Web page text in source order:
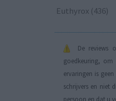
Euthyrox (436)
De reviews
goedkeuring,
ervaringen is
schrijvers en niet
persoon en dat u